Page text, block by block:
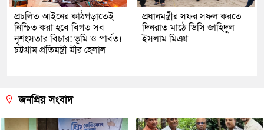
প্রচলিত আইনের কাঠগড়াতেই
নিশ্চিত করা হবে বিগত সব
নৃশংসতার বিচার: ভূমি ও পার্বত্য
চট্টগ্রাম প্রতিমন্ত্রী মীর হেলাল
প্রধানমন্ত্রীর সফর সফল করতে
দিনরাত মাঠে ডিসি জাহিদুল
ইসলাম মিঞা
জনপ্রিয় সংবাদ